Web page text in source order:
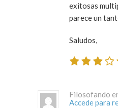
exitosas
parece un
Saludos,
Accede para